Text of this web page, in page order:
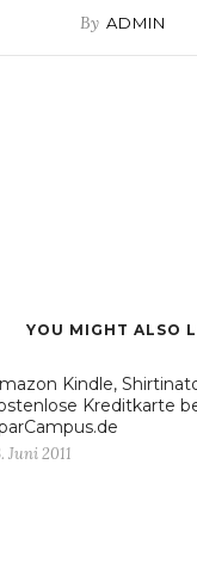
By ADMIN
YOU MIGHT ALSO
Kindle,
Kreditkarte
Juni 2011